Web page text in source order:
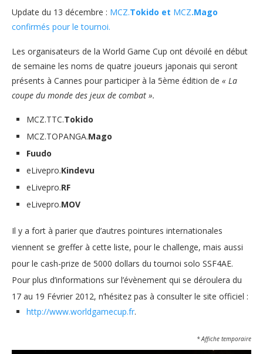
Update du 13 décembre : MCZ.Tokido et MCZ.Mago
confirmés pour le tournoi.
Les organisateurs de la World Game Cup ont dévoilé en début
de semaine les noms de quatre joueurs japonais qui seront
présents à Cannes pour participer à la 5ème édition de « La
coupe du monde des jeux de combat ».
MCZ.TTC.Tokido
MCZ.TOPANGA.Mago
Fuudo
eLivepro.Kindevu
eLivepro.RF
eLivepro.MOV
Il y a fort à parier que d’autres pointures internationales
viennent se greffer à cette liste, pour le challenge, mais aussi
pour le cash-prize de 5000 dollars du tournoi solo SSF4AE.
Pour plus d’informations sur l’évènement qui se déroulera du
17 au 19 Février 2012, n’hésitez pas à consulter le site officiel :
http://www.worldgamecup.fr.
* Affiche temporaire